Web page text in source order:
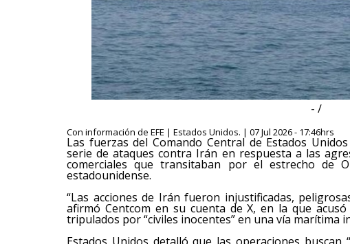
- /
Con información de EFE | Estados Unidos. | 07 Jul 2026 - 17:46hrs
Las fuerzas del Comando Central de Estados
serie de ataques contra Irán en respuesta a las
comerciales que transitaban por el estrecho de
estadounidense.
“Las acciones de Irán fueron injustificadas,
afirmó Centcom en su cuenta de X, en la que
tripulados por “civiles inocentes” en una vía marítima